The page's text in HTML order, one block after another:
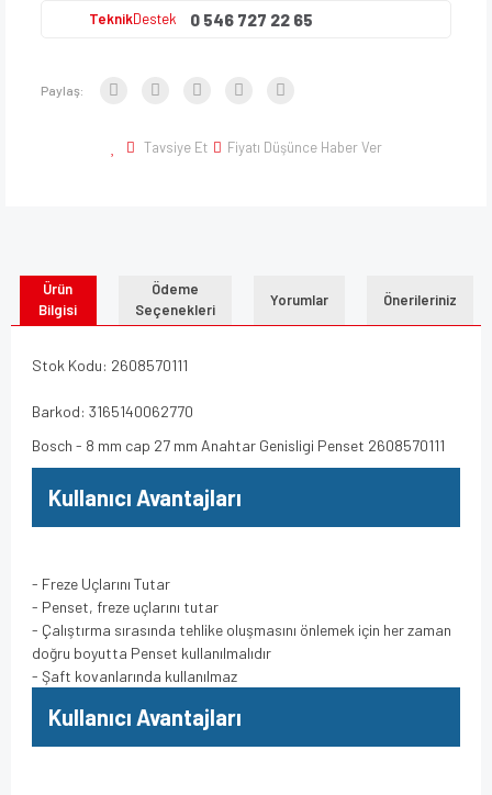
TeknikDestek 0 546 727 22 65
Paylaş:
Tavsiye Et Fiyatı Düşünce Haber Ver
Ürün
Bilgisi
Ödeme
Seçenekleri
Yorumlar Önerileriniz
Stok Kodu: 2608570111
Barkod: 3165140062770
Bosch - 8 mm cap 27 mm Anahtar Genisligi Penset 2608570111
Kullanıcı Avantajları
- Freze Uçlarını Tutar
- Penset, freze uçlarını tutar
- Çalıştırma sırasında tehlike oluşmasını önlemek için her zaman
doğru boyutta Penset kullanılmalıdır
- Şaft kovanlarında kullanılmaz
Kullanıcı Avantajları